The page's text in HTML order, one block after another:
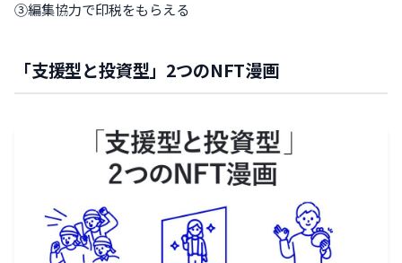
③編集協力で印税をもらえる
「支援型と投資型」2つのNFT漫画